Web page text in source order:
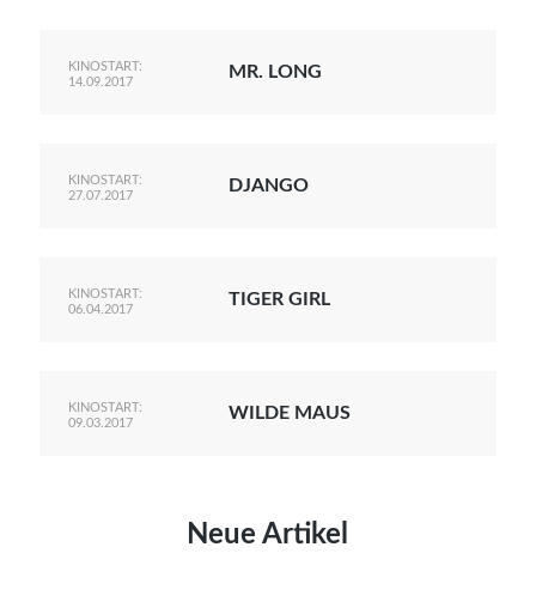
KINOSTART:
14.09.2017
MR. LONG
KINOSTART:
27.07.2017
DJANGO
KINOSTART:
06.04.2017
TIGER GIRL
KINOSTART:
09.03.2017
WILDE MAUS
Neue Artikel